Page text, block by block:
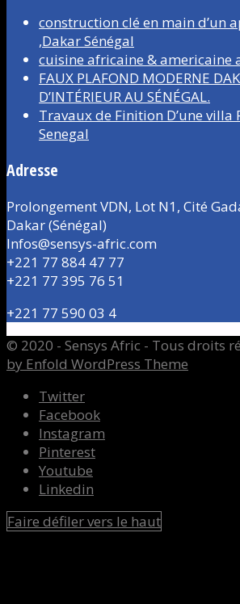
construction clé en main d’un
,Dakar Sénégal
cuisine africaine & americaine
FAUX PLAFOND MODERNE
D’INTÉRIEUR AU SÉNÉGAL.
Travaux de Finition D’une villa
Senegal
Adresse
Prolongement VDN, Lot N1, Cité
Dakar (Sénégal)
Infos@sensys-afric.com
+221 77 884 47 77
+221 77 395 76 51
+221 77 590 03 4
© 2020 - Sensys Afric - Tous droits
by Enfold WordPress Theme
Twitter
Facebook
Instagram
Pinterest
Youtube
Linkedin
Faire défiler vers le haut